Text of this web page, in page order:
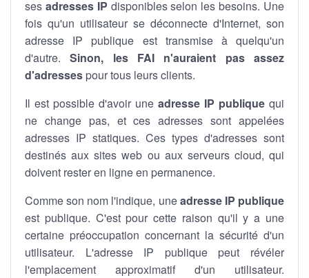
ses adresses IP disponibles selon les besoins. Une
fois qu'un utilisateur se déconnecte d'Internet, son
adresse IP publique est transmise à quelqu'un
d'autre.Sinon, les FAI n'auraient pas assez
d'adresses pour tous leurs clients.
Il est possible d'avoir une adresse IP publique qui
ne change pas, et ces adresses sont appelées
adresses IP statiques. Ces types d'adresses sont
destinés aux sites web ou aux serveurs cloud, qui
doivent rester en ligne en permanence.
Comme son nom l'indique, uneadresse IP publique
est publique. C'est pour cette raison qu'il y a une
certaine préoccupation concernant la sécurité d'un
utilisateur. L'adresse IP publique peut révéler
l'emplacement approximatif d'un utilisateur.